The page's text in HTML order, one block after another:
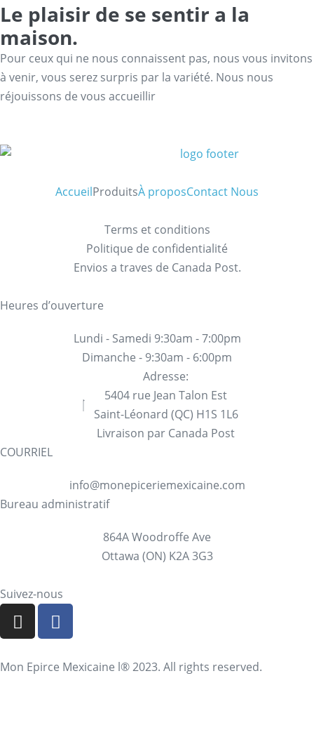
Le plaisir de se sentir a la
maison.
Pour ceux qui ne nous connaissent pas, nous vous invitons
à venir, vous serez surpris par la variété. Nous nous
réjouissons de vous accueillir
AccueilProduitsÀ proposContact Nous
Terms et conditions
Politique de confidentialité
Envios a traves de Canada Post.
Heures d’ouverture
Lundi - Samedi 9:30am - 7:00pm
Dimanche - 9:30am - 6:00pm
Adresse:
5404 rue Jean Talon Est
Saint-Léonard (QC) H1S 1L6
Livraison par Canada Post
COURRIEL
info@monepiceriemexicaine.com
Bureau administratif
864A Woodroffe Ave
Ottawa (ON) K2A 3G3
Suivez-nous
Mon Epirce Mexicaine l® 2023. All rights reserved.